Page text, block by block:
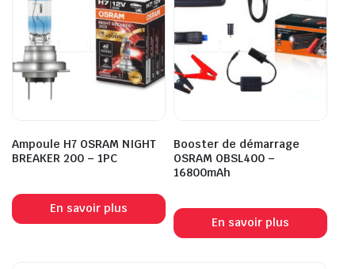
Ampoule H7 OSRAM NIGHT
BREAKER 200 – 1PC
En savoir plus
Booster de démarrage
OSRAM OBSL400 –
16800mAh
En savoir plus